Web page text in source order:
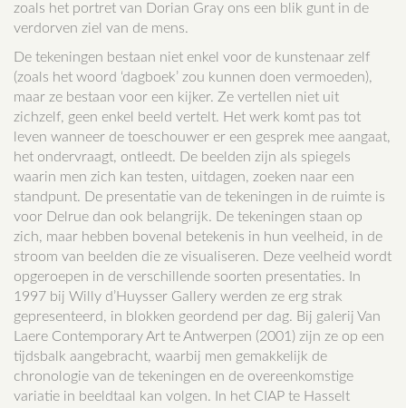
zoals het portret van Dorian Gray ons een blik gunt in de
verdorven ziel van de mens.
De tekeningen bestaan niet enkel voor de kunstenaar zelf
(zoals het woord ‘dagboek’ zou kunnen doen vermoeden),
maar ze bestaan voor een kijker. Ze vertellen niet uit
zichzelf, geen enkel beeld vertelt. Het werk komt pas tot
leven wanneer de toeschouwer er een gesprek mee aangaat,
het ondervraagt, ontleedt. De beelden zijn als spiegels
waarin men zich kan testen, uitdagen, zoeken naar een
standpunt. De presentatie van de tekeningen in de ruimte is
voor Delrue dan ook belangrijk. De tekeningen staan op
zich, maar hebben bovenal betekenis in hun veelheid, in de
stroom van beelden die ze visualiseren. Deze veelheid wordt
opgeroepen in de verschillende soorten presentaties. In
1997 bij Willy d’Huysser Gallery werden ze erg strak
gepresenteerd, in blokken geordend per dag. Bij galerij Van
Laere Contemporary Art te Antwerpen (2001) zijn ze op een
tijdsbalk aangebracht, waarbij men gemakkelijk de
chronologie van de tekeningen en de overeenkomstige
variatie in beeldtaal kan volgen. In het CIAP te Hasselt